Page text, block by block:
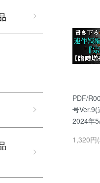
PDF/
号Ver.9(
2024年
1,320円